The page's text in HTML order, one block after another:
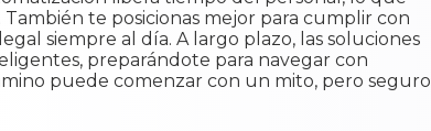
te posicionas mejor para cumplir con
siempre al día. A largo plazo, las soluciones
preparándote para navegar con
puede comenzar con un mito, pero seguro